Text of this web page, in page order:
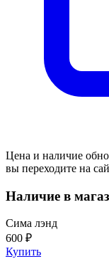
Цена и наличие
вы переходите на
Наличие в
Сима лэнд
600 ₽
Купить